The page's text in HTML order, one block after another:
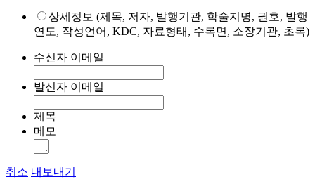
상세정보 (제목, 저자, 발행기관, 학술지명, 권호, 발행
연도, 작성언어, KDC, 자료형태, 수록면, 소장기관, 초록)
수신자 이메일
발신자 이메일
제목
메모
취소 내보내기